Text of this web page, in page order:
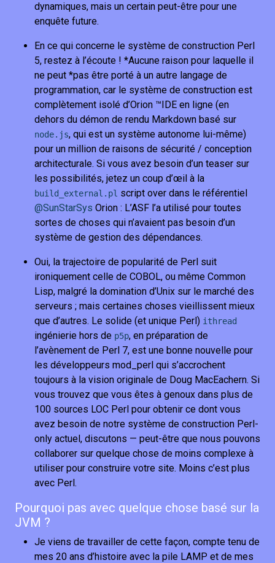
dynamiques, mais un certain peut-être pour une
enquête future.
En ce qui concerne le système de construction Perl
5, restez à l’écoute ! *Aucune raison pour laquelle il
ne peut *pas être porté à un autre langage de
programmation, car le système de construction est
complètement isolé d’Orion ™IDE en ligne (en
dehors du démon de rendu Markdown basé sur
node.js, qui est un système autonome lui-même)
pour un million de raisons de sécurité / conception
architecturale. Si vous avez besoin d’un teaser sur
les possibilités, jetez un coup d’œil à la
build_external.pl script over dans le référentiel
@SunStarSys Orion : L’ASF l’a utilisé pour toutes
sortes de choses qui n’avaient pas besoin d’un
système de gestion des dépendances.
Oui, la trajectoire de popularité de Perl suit
ironiquement celle de COBOL, ou même Common
Lisp, malgré la domination d’Unix sur le marché des
serveurs ; mais certaines choses vieillissent mieux
que d’autres. Le solide (et unique Perl) ithread
ingénierie hors de p5p, en préparation de
l’avènement de Perl 7, est une bonne nouvelle pour
les développeurs mod_perl qui s’accrochent
toujours à la vision originale de Doug MacEachern. Si
vous trouvez que vous êtes à genoux dans plus de
100 sources LOC Perl pour obtenir ce dont vous
avez besoin de notre système de construction Perl-
only actuel, discutons — peut-être que nous pouvons
collaborer sur quelque chose de moins complexe à
utiliser pour construire votre site. Moins c’est plus
avec Perl.
Pourquoi pas avec quelque chose basé sur la
JVM ?
Je viens de travailler de cette façon, compte tenu de
mes 20 ans d’histoire avec la pile LAMP et de mes